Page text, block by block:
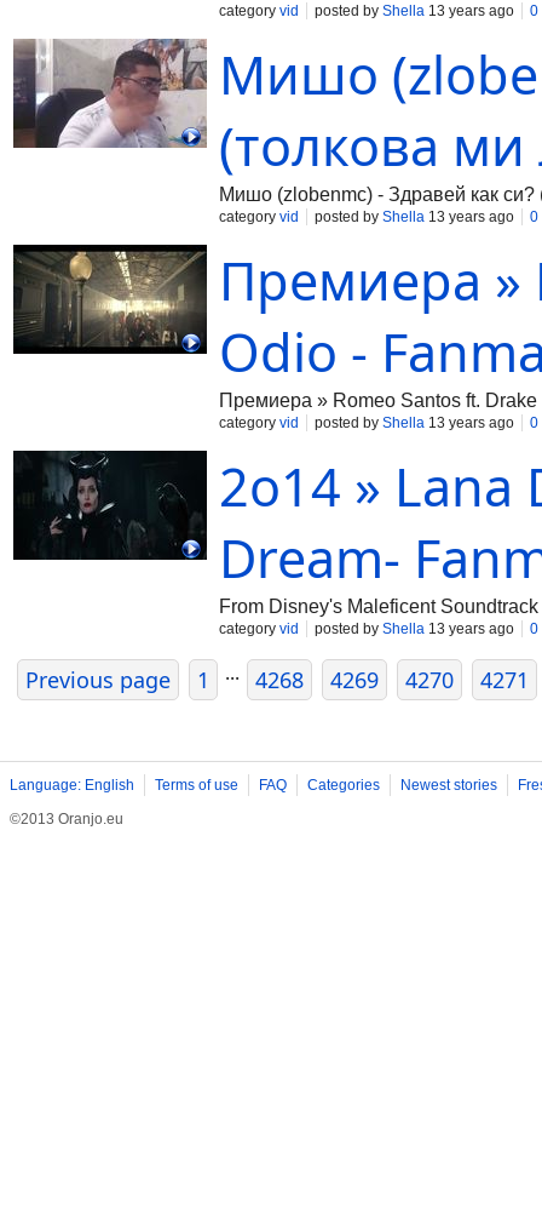
category vid posted by Shella 13 years ago 0
Мишо
(толкова
Мишо (zlobenmc) - Здравей как
category vid posted by Shella 13 years ago 0
Премиера »
Odio -
Премиера » Romeo Santos ft.
category vid posted by Shella 13 years ago 0
2o14 » Lana
Dream-
From Disney's Maleficent
category vid posted by Shella 13 years ago 0
Previous page 1 ... 4268 4269 4270 4271
Language: English Terms of use FAQ Categories Newest stories
©2013 Oranjo.eu